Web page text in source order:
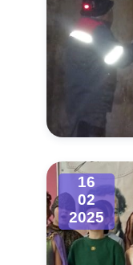
16
02
2025